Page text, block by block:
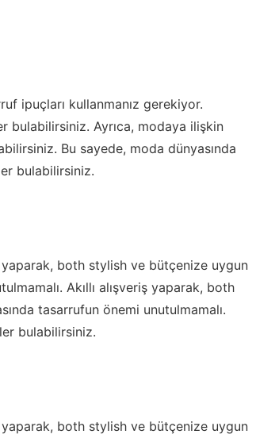
ipuçları kullanmanız gerekiyor.
bulabilirsiniz. Ayrıca, modaya ilişkin
Bu sayede, moda dünyasında
bulabilirsiniz.
yaparak, both stylish ve bütçenize uygun
Akıllı alışveriş yaparak, both
tasarrufun önemi unutulmamalı.
bulabilirsiniz.
yaparak, both stylish ve bütçenize uygun